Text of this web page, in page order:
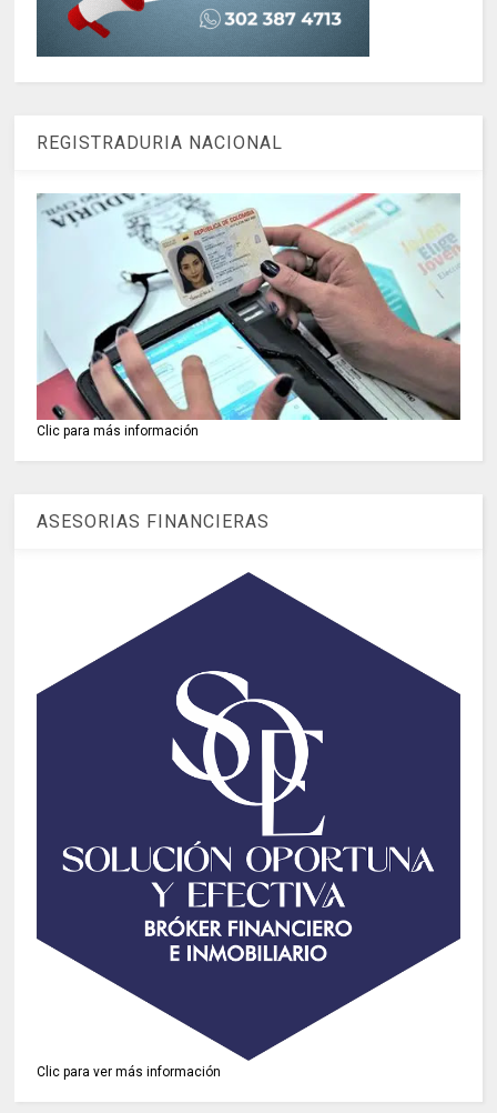
REGISTRADURIA NACIONAL
Clic para más información
ASESORIAS FINANCIERAS
Clic para ver más información